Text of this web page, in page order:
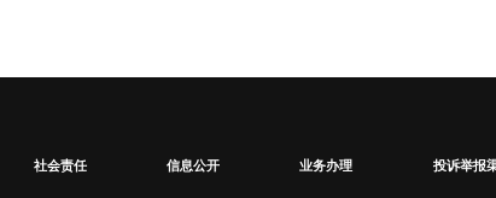
社会责任 信息公开 业务办理 投诉举报